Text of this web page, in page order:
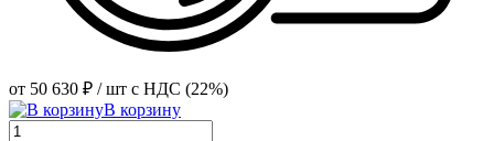
от 50 630 ₽ / шт с НДС (22%)
В корзину